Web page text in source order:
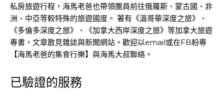
私房旅遊行程，海馬老爸也帶領團員前往俄羅斯、蒙古國、非
洲、中亞等較特殊的旅遊國度。 著有《溫哥華深度之旅》、
《多倫多深度之旅》、《加拿大西岸深度之旅》等加拿大旅遊
專書，文章散見雜誌與新聞網站。歡迎以email或在FB粉專
【海馬老爸的集食行樂】與海馬大叔聯絡。
已驗證的服務